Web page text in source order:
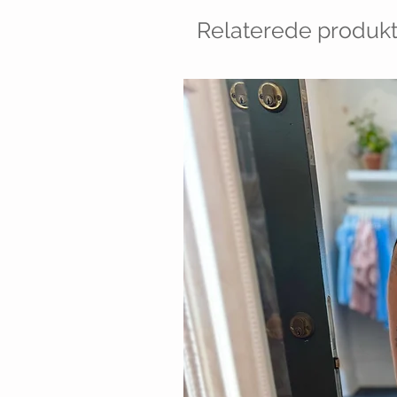
Relaterede